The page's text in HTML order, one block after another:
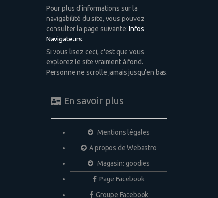
Pour plus d'informations sur la
navigabilité du site, vous pouvez
consulter la page suivante: Infos
Navigateurs.
Si vous lisez ceci, c'est que vous
explorez le site vraiment à fond.
Personne ne scrolle jamais jusqu'en bas.
En savoir plus
Mentions légales
A propos de Webastro
Magasin: goodies
Page Facebook
Groupe Facebook